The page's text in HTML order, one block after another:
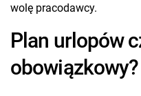
wolę pracodawcy.
Plan urlopów
obowiązkowy?